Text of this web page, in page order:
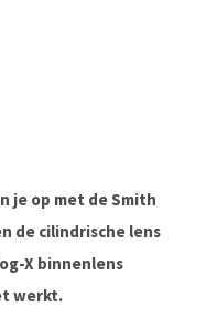
je op met de Smith
de cilindrische lens
X binnenlens
werkt.